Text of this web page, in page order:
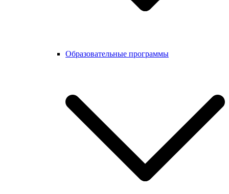
Образовательные программы